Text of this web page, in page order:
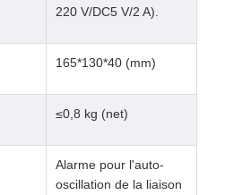
220 V/DC5 V/2 A).
165*130*40 (mm)
≤0,8 kg (net)
Alarme pour l'auto-
oscillation de la liaison